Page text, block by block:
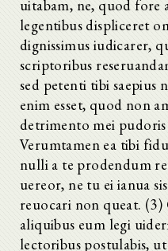
uitabam, ne, quod
legentibus displiceret
dignissimus iudicarer,
scriptoribus
sed petenti tibi saepius
enim esset, quod non
detrimento mei
Verumtamen ea tibi
nulli a te prodendum
uereor, ne tu ei ianua
reuocari non queat. (3)
aliquibus eum legi
lectoribus postulabis,